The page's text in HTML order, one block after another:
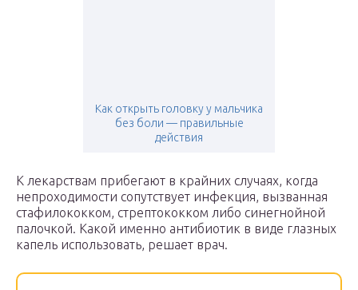
Как открыть головку у мальчика
без боли — правильные
действия
К лекарствам прибегают в крайних случаях, когда
непроходимости сопутствует инфекция, вызванная
стафилококком, стрептококком либо синегнойной
палочкой. Какой именно антибиотик в виде глазных
капель использовать, решает врач.